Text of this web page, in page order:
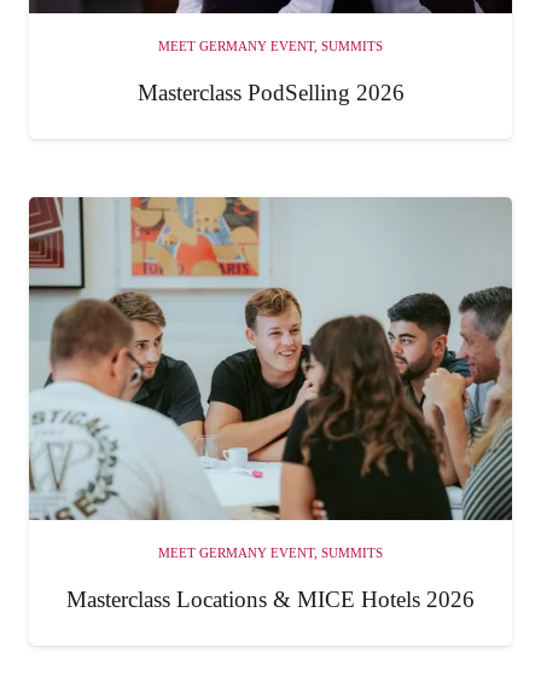
MEET GERMANY EVENT, SUMMITS
Masterclass PodSelling 2026
MEET GERMANY EVENT, SUMMITS
Masterclass Locations & MICE Hotels 2026